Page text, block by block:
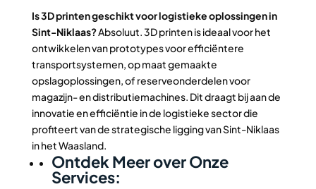
Is 3D printen geschikt voor logistieke oplossingen in
Sint-Niklaas?Absoluut. 3D printen is ideaal voor het
ontwikkelen van prototypes voor efficiëntere
transportsystemen, op maat gemaakte
opslagoplossingen, of reserveonderdelen voor
magazijn- en distributiemachines. Dit draagt bij aan de
innovatie en efficiëntie in de logistieke sector die
profiteert van de strategische ligging van Sint-Niklaas
in het Waasland.
Ontdek Meer over Onze
Services: